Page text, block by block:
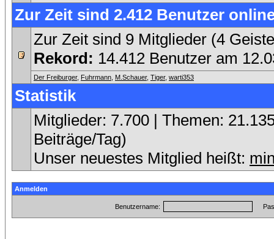
Zur Zeit sind 2.412 Benutzer
Zur Zeit sind 9 Mitglieder (4
Rekord: 14.412 Benutzer am
Der Freiburger, Fuhrmann M.Schauer, Tiger, warti353
Statistik
Mitglieder: 7.700 | Themen:
Beiträge/Tag)
Unser neuestes Mitglied heißt:
Anmelden
Benutzername: